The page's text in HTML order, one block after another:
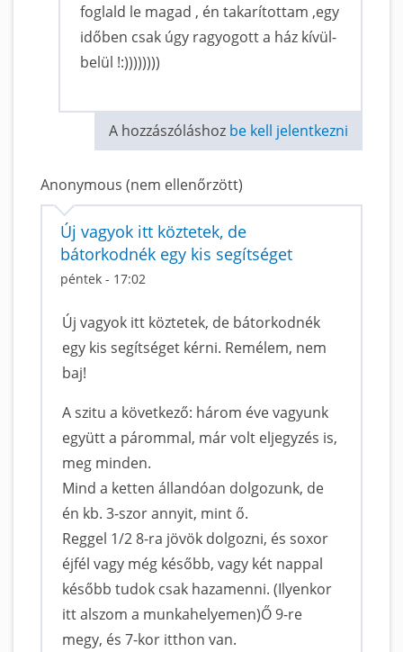
foglald le magad , én takarítottam ,egy
időben csak úgy ragyogott a ház kívül-
belül !:))))))))
A hozzászóláshoz be kell jelentkezni
Anonymous (nem ellenőrzött)
Új vagyok itt köztetek, de
bátorkodnék egy kis segítséget
péntek - 17:02
Új vagyok itt köztetek, de bátorkodnék
egy kis segítséget kérni. Remélem, nem
baj!
A szitu a következő: három éve vagyunk
együtt a párommal, már volt eljegyzés is,
meg minden.
Mind a ketten állandóan dolgozunk, de
én kb. 3-szor annyit, mint ő.
Reggel 1/2 8-ra jövök dolgozni, és soxor
éjfél vagy még később, vagy két nappal
később tudok csak hazamenni. (Ilyenkor
itt alszom a munkahelyemen)Ő 9-re
megy, és 7-kor itthon van.